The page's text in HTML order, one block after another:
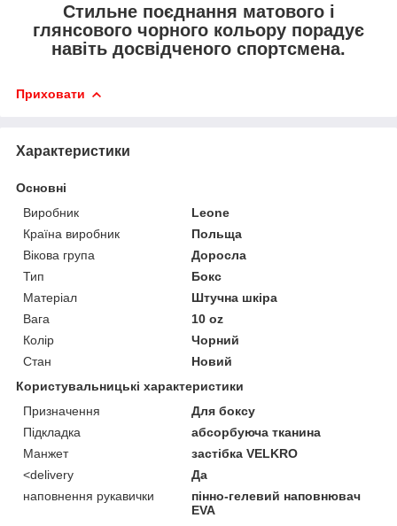
Стильне поєднання матового і
глянсового чорного кольору порадує
навіть досвідченого спортсмена.
Приховати
Характеристики
Основні
Виробник
Leone
Країна виробник
Польща
Вікова група
Доросла
Тип
Бокс
Матеріал
Штучна шкіра
Вага
10 oz
Колір
Чорний
Стан
Новий
Користувальницькі характеристики
Призначення
Для боксу
Підкладка
абсорбуюча тканина
Манжет
застібка VELKRO
<delivery
Да
наповнення рукавички
пінно-гелевий наповнювач
EVA